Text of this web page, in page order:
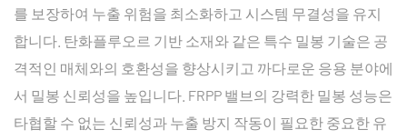
를 보장하여 누출 위험을 최소화하고 시스템 무결성을 유지
합니다. 탄화플루오르 기반 소재와 같은 특수 밀봉 기술은 공
격적인 매체와의 호환성을 향상시키고 까다로운 응용 분야에
서 밀봉 신뢰성을 높입니다. FRPP 밸브의 강력한 밀봉 성능은
타협할 수 없는 신뢰성과 누출 방지 작동이 필요한 중요한 유